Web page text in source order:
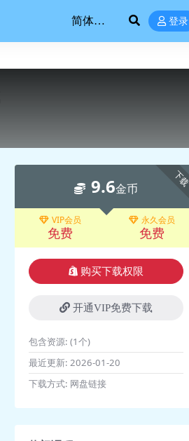
登录
下载
9.6金币
VIP会员
免费
永久会员
免费
购买下载权限
开通VIP免费下载
包含资源: (1个)
最近更新: 2026-01-20
下载方式: 网盘链接